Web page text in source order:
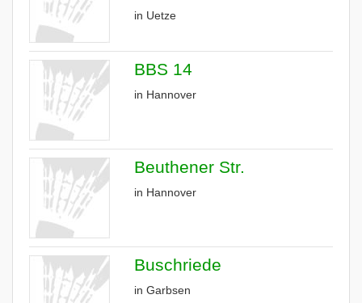
in Uetze
BBS 14
in Hannover
Beuthener Str.
in Hannover
Buschriede
in Garbsen